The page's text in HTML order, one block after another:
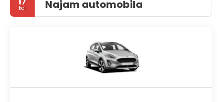
kol Najam automobila